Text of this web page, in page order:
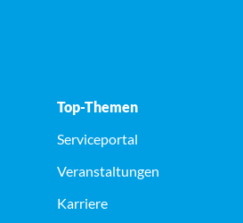
Top-Themen
Serviceportal
Veranstaltungen
Karriere